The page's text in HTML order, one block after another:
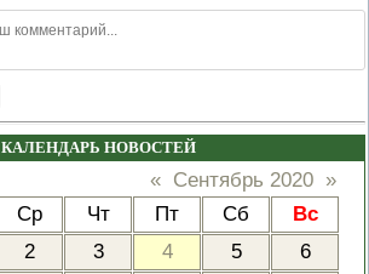
КАЛЕНДАРЬ НОВОСТЕЙ
« Сентябрь 2020 »
Ср Чт Пт Сб
Вс
2 3 4 5 6